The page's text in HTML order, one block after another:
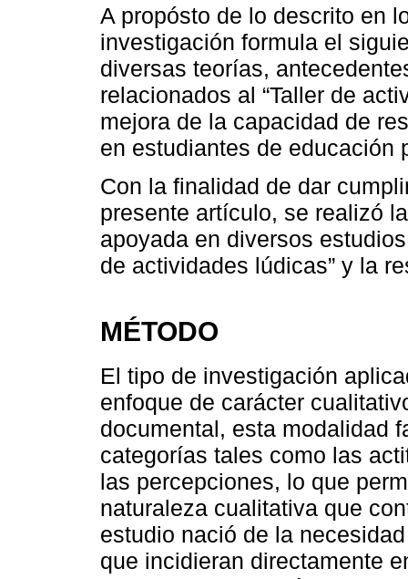
A propósto de lo descrito en
investigación formula el
diversas teorías,
relacionados al “Taller de
mejora de la capacidad de
en estudiantes de educación
Con la finalidad de dar
presente artículo, se realizó
apoyada en diversos
de actividades lúdicas” y la
MÉTODO
El tipo de investigación
enfoque de carácter
documental, esta modalidad
categorías tales como las
las percepciones, lo que
naturaleza cualitativa que
estudio nació de la
que incidieran directamente